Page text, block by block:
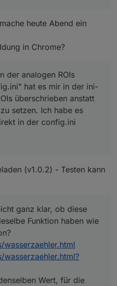
address/wasserzaehler.html?
jetzt denselben Wert, für die
in openHAB verwende ich nach
heute Abend ein
in Chrome?
der analogen ROIs
hat es mir in der ini-
überschrieben anstatt
setzen. Ich habe es
in der config.ini
(v1.0.2) - Testen kann
ganz klar, ob diese
Funktion haben wie
Wert, für die